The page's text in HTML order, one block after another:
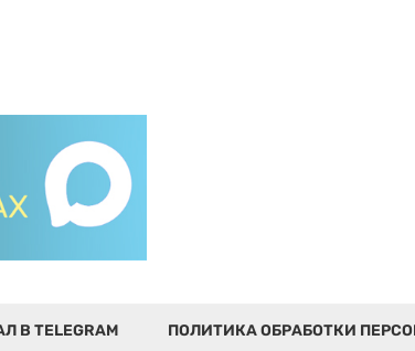
В TELEGRAM ПОЛИТИКА ОБРАБОТКИ